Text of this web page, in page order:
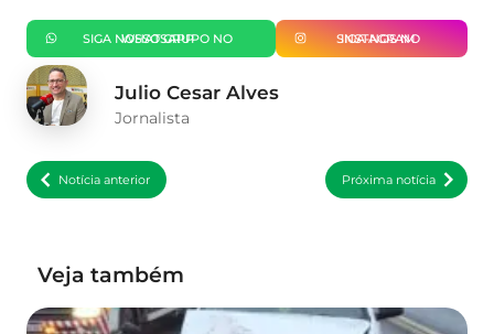
SIGA NOSSO GRUPO NO WHATSAPP SIGA-NOS NO INSTAGRAM
Julio Cesar Alves
Jornalista
Notícia anterior Próxima notícia
Veja também